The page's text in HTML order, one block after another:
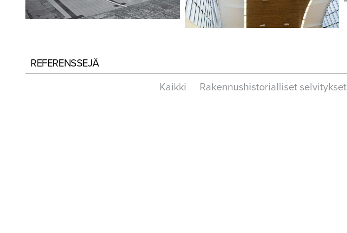
REFERENSSEJÄ
Kaikki
Rakennushistorialliset selvitykset